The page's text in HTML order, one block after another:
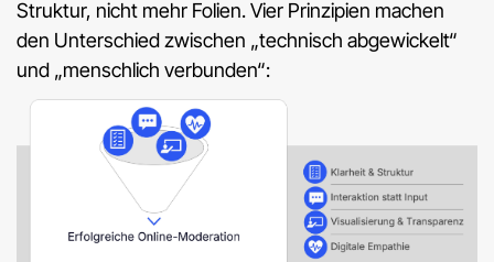
Struktur, nicht mehr Folien. Vier Prinzipien machen
den Unterschied zwischen „technisch abgewickelt“
und „menschlich verbunden“: